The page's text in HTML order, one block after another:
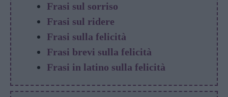
Frasi sul sorriso
Frasi sul ridere
Frasi sulla felicità
Frasi brevi sulla felicità
Frasi in latino sulla felicità